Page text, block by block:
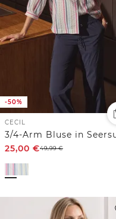
-50%
CECIL
25,00 €49,99€